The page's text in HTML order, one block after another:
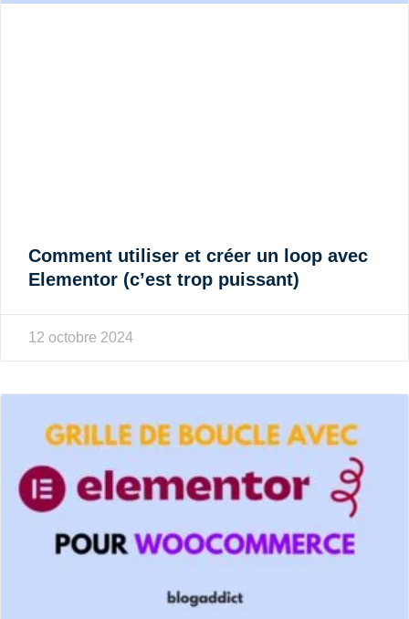
Comment utiliser et créer un loop avec
Elementor (c’est trop puissant)
12 octobre 2024